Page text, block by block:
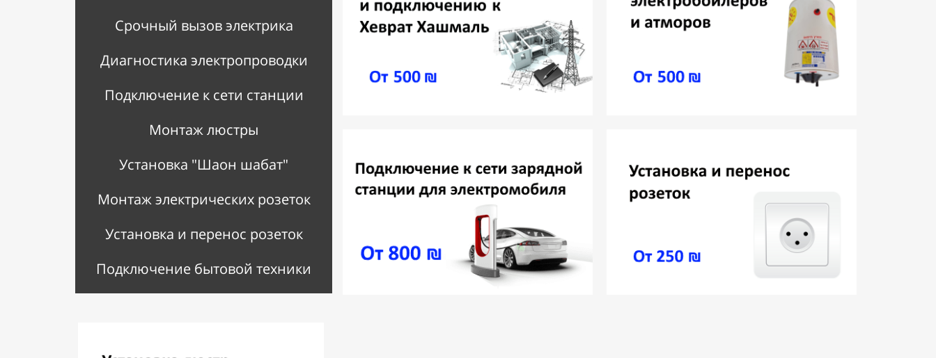
Срочный вызов электрика
Диагностика электропроводки
Подключение к сети станции
Монтаж люстры
Установка "Шаон шабат"
Монтаж электрических розеток
Установка и перенос розеток
Подключение бытовой техники